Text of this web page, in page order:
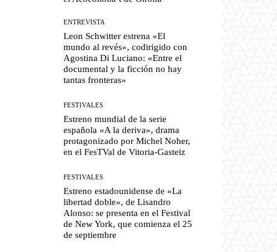
ENTREVISTA
Leon Schwitter estrena «El
mundo al revés», codirigido con
Agostina Di Luciano: «Entre el
documental y la ficción no hay
tantas fronteras»
FESTIVALES
Estreno mundial de la serie
española «A la deriva», drama
protagonizado por Michel Noher,
en el FesTVal de Vitoria-Gasteiz
FESTIVALES
Estreno estadounidense de «La
libertad doble», de Lisandro
Alonso: se presenta en el Festival
de New York, que comienza el 25
de septiembre